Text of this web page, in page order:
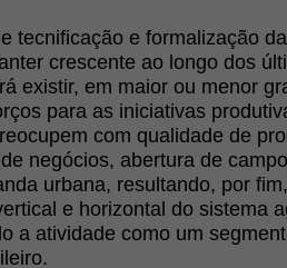
tecnificação e formalização
crescente ao longo dos
existir, em maior ou menor
para as iniciativas
com qualidade de
negócios, abertura de
urbana, resultando, por
e horizontal do sistema
a atividade como um